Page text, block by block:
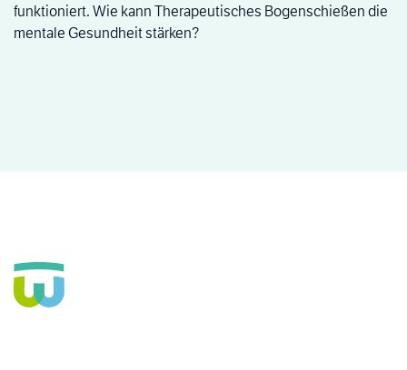
funktioniert. Wie kann Therapeutisches Bogenschießen die
mentale Gesundheit stärken?